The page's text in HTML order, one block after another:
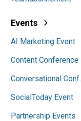
Events
AI Marketing Event
Content Conference
Conversational Conf.
SocialToday Event
Partnership Events